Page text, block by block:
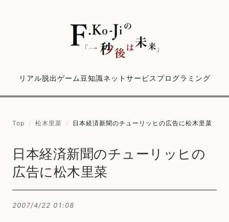
リアル脱出ゲーム豆知識ネットサービス プログラミング
Top / 松木里菜 / 日本経済新聞のチューリッヒの広告に松木里菜
日本経済新聞のチューリッヒの
広告に松木里菜
2007/4/22 01:08